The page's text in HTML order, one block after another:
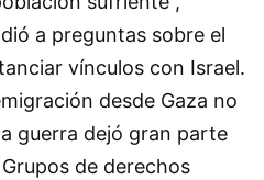
a preguntas sobre el
vínculos con Israel.
desde Gaza no
guerra dejó gran parte
de derechos